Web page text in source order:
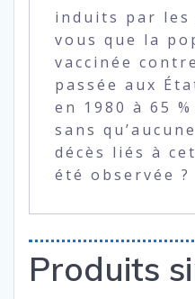
induits par les
vous que la
vaccinée
passée aux
en 1980 à 65
sans
décès liés à
été observée ?
Produits